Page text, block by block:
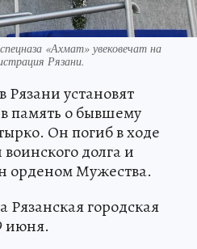
«Ахмат» увековечат на
Рязани.
установят
память о бывшему
Он погиб в ходе
долга и
орденом Мужества.
городская
июня.